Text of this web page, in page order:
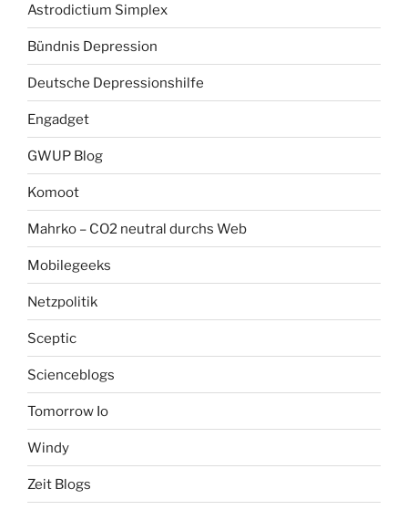
Astrodictium Simplex
Bündnis Depression
Deutsche Depressionshilfe
Engadget
GWUP Blog
Komoot
Mahrko – CO2 neutral durchs Web
Mobilegeeks
Netzpolitik
Sceptic
Scienceblogs
Tomorrow Io
Windy
Zeit Blogs